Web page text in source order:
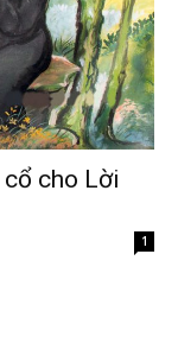
cho Lời
1